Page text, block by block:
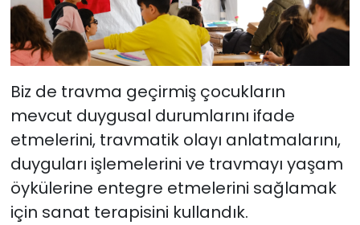
Biz de travma geçirmiş çocukların
mevcut duygusal durumlarını ifade
etmelerini, travmatik olayı anlatmalarını,
duyguları işlemelerini ve travmayı yaşam
öykülerine entegre etmelerini sağlamak
için sanat terapisini kullandık.